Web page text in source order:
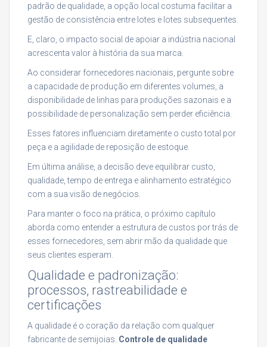
padrão de qualidade, a opção local costuma facilitar a
gestão de consistência entre lotes e lotes subsequentes.
E, claro, o impacto social de apoiar a indústria nacional
acrescenta valor à história da sua marca.
Ao considerar fornecedores nacionais, pergunte sobre
a capacidade de produção em diferentes volumes, a
disponibilidade de linhas para produções sazonais e a
possibilidade de personalização sem perder eficiência.
Esses fatores influenciam diretamente o custo total por
peça e a agilidade de reposição de estoque.
Em última análise, a decisão deve equilibrar custo,
qualidade, tempo de entrega e alinhamento estratégico
com a sua visão de negócios.
Para manter o foco na prática, o próximo capítulo
aborda como entender a estrutura de custos por trás de
esses fornecedores, sem abrir mão da qualidade que
seus clientes esperam.
Qualidade e padronização:
processos, rastreabilidade e
certificações
A qualidade é o coração da relação com qualquer
fabricante de semijoias. Controle de qualidade